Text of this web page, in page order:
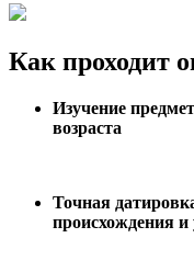
Как проходит
Изучение
возраста
Точная
происхождения и